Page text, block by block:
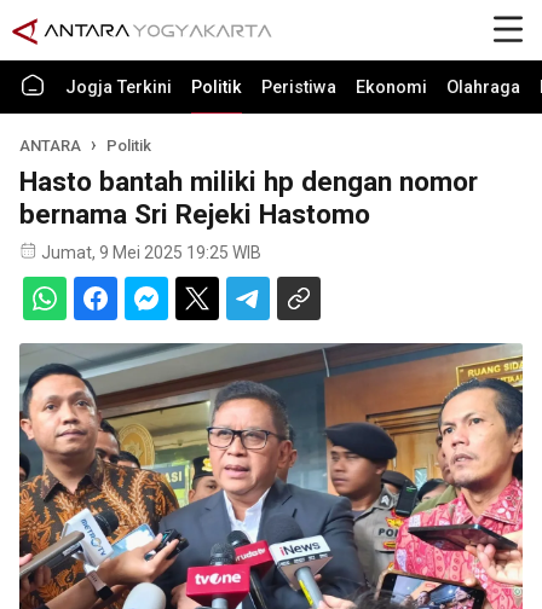
Jogja Terkini Politik Peristiwa Ekonomi Olahraga
ANTARA Politik
Hasto bantah miliki hp dengan nomor
bernama Sri Rejeki Hastomo
Jumat, 9 Mei 2025 19:25 WIB